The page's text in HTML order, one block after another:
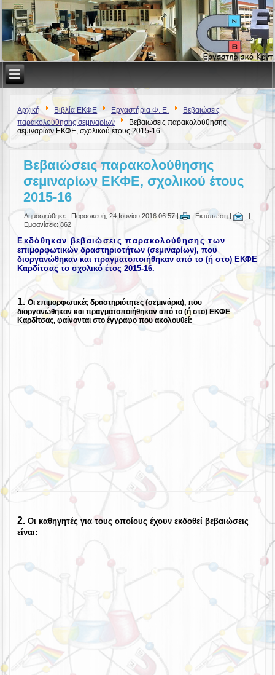
Αρχική Βιβλία ΕΚΦΕ Εργαστήρια Φ. Ε.
Βεβαιώσεις
παρακολούθησης σεμιναρίων
Βεβαιώσεις παρακολούθησης
σεμιναρίων ΕΚΦΕ, σχολικού έτους 2015-16
Βεβαιώσεις παρακολούθησης
σεμιναρίων ΕΚΦΕ, σχολικού έτους
2015-16
Δημοσιεύθηκε : Παρασκευή, 24 Ιουνίου 2016 06:57 | Εκτύπωση |
|
Εμφανίσεις: 862
Εκδόθηκαν βεβαιώσεις παρακολούθησης των
επιμορφωτικών δραστηριοτήτων (σεμιναρίων), που
διοργανώθηκαν και πραγματοποιήθηκαν από το (ή στο) ΕΚΦΕ
Καρδίτσας το σχολικό έτος 2015-16.
1.Οι επιμορφωτικές δραστηριότητες (σεμινάρια), που
διοργανώθηκαν και πραγματοποιήθηκαν από το (ή στο) ΕΚΦΕ
Καρδίτσας, φαίνονται στο έγγραφο που ακολουθεί:
2.Οι καθηγητές για τους οποίους έχουν εκδοθεί βεβαιώσεις
είναι: